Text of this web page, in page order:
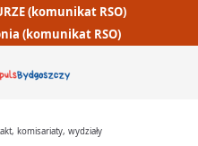
(komunikat RSO)
(komunikat RSO)
komisariaty, wydziały